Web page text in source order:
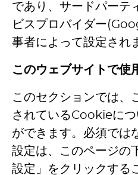
であり、サードパーテ
ビスプロバイダー
事者によって設定され
このウェブサイトで使
このセクションでは、
されているCookieに
ができます。必須で
設定は、このページの
設定」をクリックする